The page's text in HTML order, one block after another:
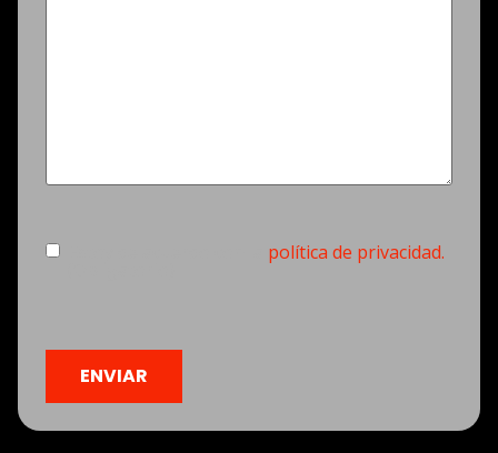
Consentimiento (Obligatorio)política de privacidad.